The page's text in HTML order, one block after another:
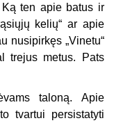
Ką ten apie batus ir
kelių“ ar apie
nusipirkęs „Vinetu“
trejus metus. Pats
taloną. Apie
tvartui persistatyti